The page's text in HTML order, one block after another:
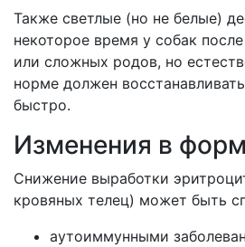
Также светлые (но не белые)
некоторое время у собак
или сложных родов, но
норме должен
быстро.
Изменения в
Снижение выработки
кровяных телец) может быть
аутоиммунными